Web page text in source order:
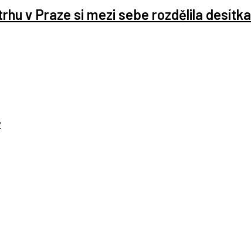
v Praze si mezi sebe rozdělila desítka